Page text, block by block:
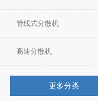
管线式分散机
高速分散机
更多分类